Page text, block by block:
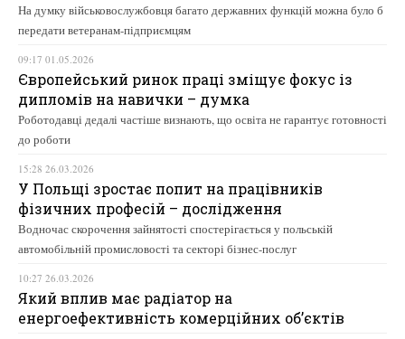
На думку військовослужбовця багато державних функцій можна було б
передати ветеранам-підприємцям
09:17 01.05.2026
Європейський ринок праці зміщує фокус із
дипломів на навички – думка
Роботодавці дедалі частіше визнають, що освіта не гарантує готовності
до роботи
15:28 26.03.2026
У Польщі зростає попит на працівників
фізичних професій – дослідження
Водночас скорочення зайнятості спостерігається у польській
автомобільній промисловості та секторі бізнес-послуг
10:27 26.03.2026
Який вплив має радіатор на
енергоефективність комерційних об’єктів